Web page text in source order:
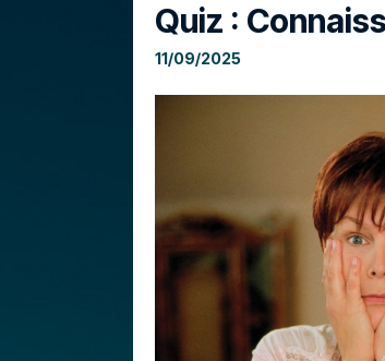
Quiz :
11/09/2025